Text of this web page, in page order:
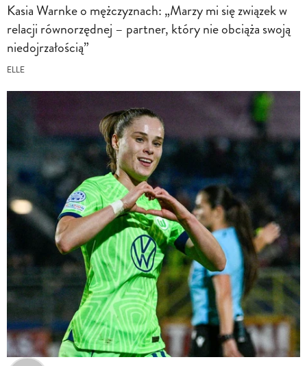
Kasia Warnke o mężczyznach: „Marzy mi się związek w
relacji równorzędnej – partner, który nie obciąża swoją
niedojrzałością”
ELLE